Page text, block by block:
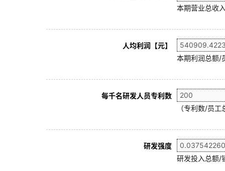
本期营业总收
人均利润【元】
本期利润总额/
每千名研发人员专利数
（专利数/员
研发强度
研发投入总额/